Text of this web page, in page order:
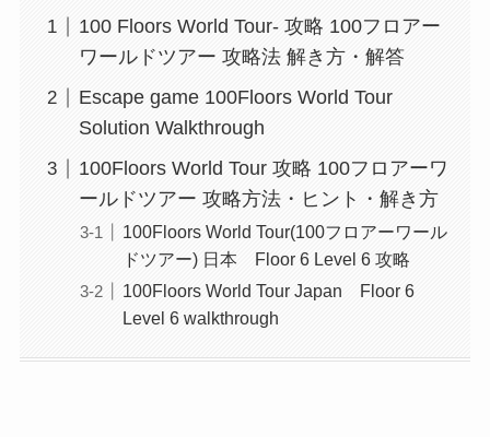
100 Floors World Tour- 攻略 100フロアー
ワールドツアー 攻略法 解き方・解答
Escape game 100Floors World Tour
Solution Walkthrough
100Floors World Tour 攻略 100フロアーワ
ールドツアー 攻略方法・ヒント・解き方
100Floors World Tour(100フロアーワール
ドツアー) 日本 Floor 6 Level 6 攻略
100Floors World Tour Japan Floor 6
Level 6 walkthrough